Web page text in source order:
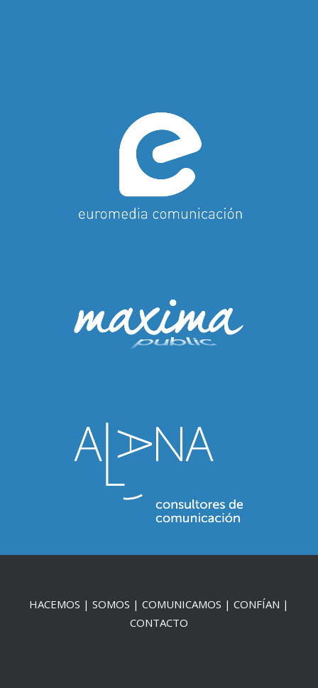
Euromedia
Comunicación
Maxima Public
HACEMOS | SOMOS | COMUNICAMOS | CONFÍAN |
CONTACTO